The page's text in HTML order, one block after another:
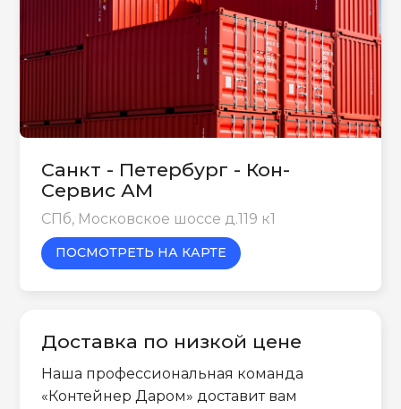
Санкт - Петербург - Кон-
Сервис АМ
СПб, Московское шоссе д.119 к1
ПОСМОТРЕТЬ НА КАРТЕ
Доставка по низкой цене
Наша профессиональная команда
«Контейнер Даром» доставит вам